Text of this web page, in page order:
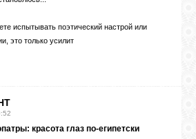
испытывать поэтический настрой или
это только усилит
красота глаз по-египетски